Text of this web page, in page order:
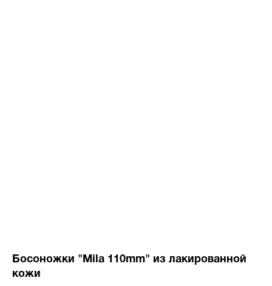
Босоножки "Mila 110mm" из лакированной
кожи